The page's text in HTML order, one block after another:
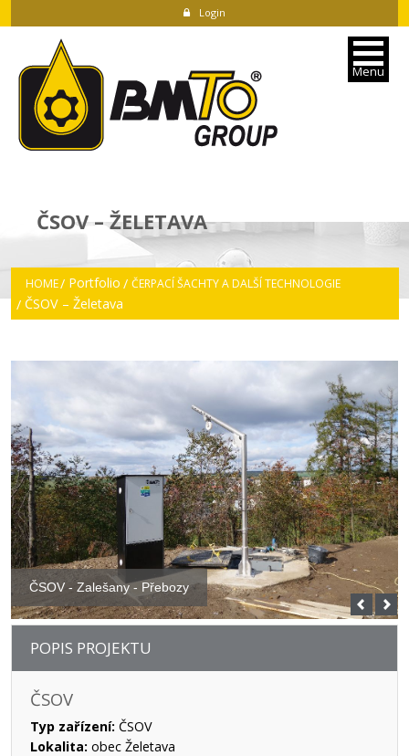
Login
ČSOV – ŽELETAVA
HOME Portfolio ČERPACÍ ŠACHTY A DALŠÍ TECHNOLOGIE
ČSOV – Želetava
ČSOV - Zalešany - Přebozy
POPIS PROJEKTU
ČSOV
Typ zařízení: ČSOV
Lokalita: obec Želetava
Menu